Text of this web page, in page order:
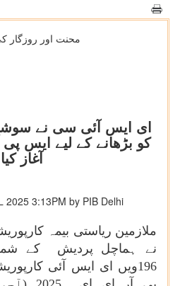
محنت اور روزگار
ای ایس آئی سی نے
آغاز کیا
2025 3:13PM by PIB Delhi
ملازمین ریاستی بیمہ
نے ہماچل پردیش کے
196ویں ای ایس آئی